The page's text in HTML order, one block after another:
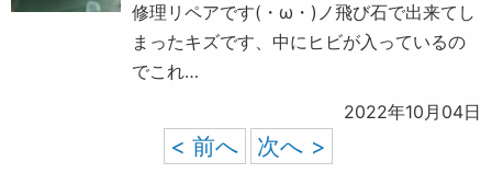
修理リペアです(・ω・)ノ飛び石で出来てし
まったキズです、中にヒビが入っているの
でこれ…
2022年10月04日
< 前へ 次へ >